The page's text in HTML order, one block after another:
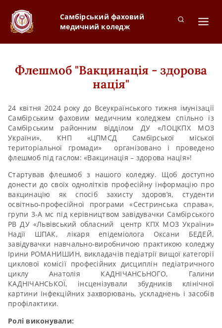
Самбірський фаховий
медичний коледж
Флешмоб "Вакцинація - здорова
нація"
24 квітня 2024 року до Всеукраїнського тижня імунізації
Самбірським фаховим медичним коледжем спільно із
Самбірським районним відділом ДУ «ЛОЦКПХ МОЗ
України», КНП «ЦПМСД Самбірської міської
територіальної громади» організовано і проведено
флешмоб під гаслом: «Вакцинація – здорова нація»!
Стартував флешмоб з нашого коледжу. Щоб доступно
донести до своїх однолітків професійну інформацію про
вакцинацію як спосіб захисту здоров’я, студенти
освітньо-професійної програми «Сестринська справа»,
групи 3-А мс під керівництвом завідувачки Самбірського
РВ ДУ «Львівський обласний центр КПХ МОЗ України»
Надії ШПАК, лікаря епідеміолога Оксани БЕДЕЙ,
завідувачки навчально-виробничою практикою коледжу
Ірини РОМАНИШИН, викладачів педіатрії вищої категорії
циклової комісії професійних дисциплін педіатричного
циклу Анатолія КАДНІЧАНСЬНОГО, Галини
КАДНІЧАНСЬКОЇ, інсценізували збудників клінічної
картини інфекційних захворювань, ускладнень і засобів
профілактики.
Ролі виконували: